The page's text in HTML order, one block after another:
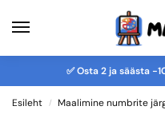
✅ Osta 2 ja säästa -
Esileht / Maalimine numbrite